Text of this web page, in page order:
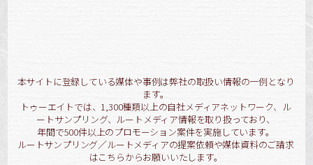
本サイトに登録している媒体や事例は弊社の取扱い情報の一例となり
ます。
トゥーエイトでは、1,300種類以上の自社メディアネットワーク、ル
ートサンプリング、ルートメディア情報を取り扱っており、
年間で500件以上のプロモーション案件を実施しています。
ルートサンプリング／ルートメディアの提案依頼や媒体資料のご請求
はこちらからお願いいたします。